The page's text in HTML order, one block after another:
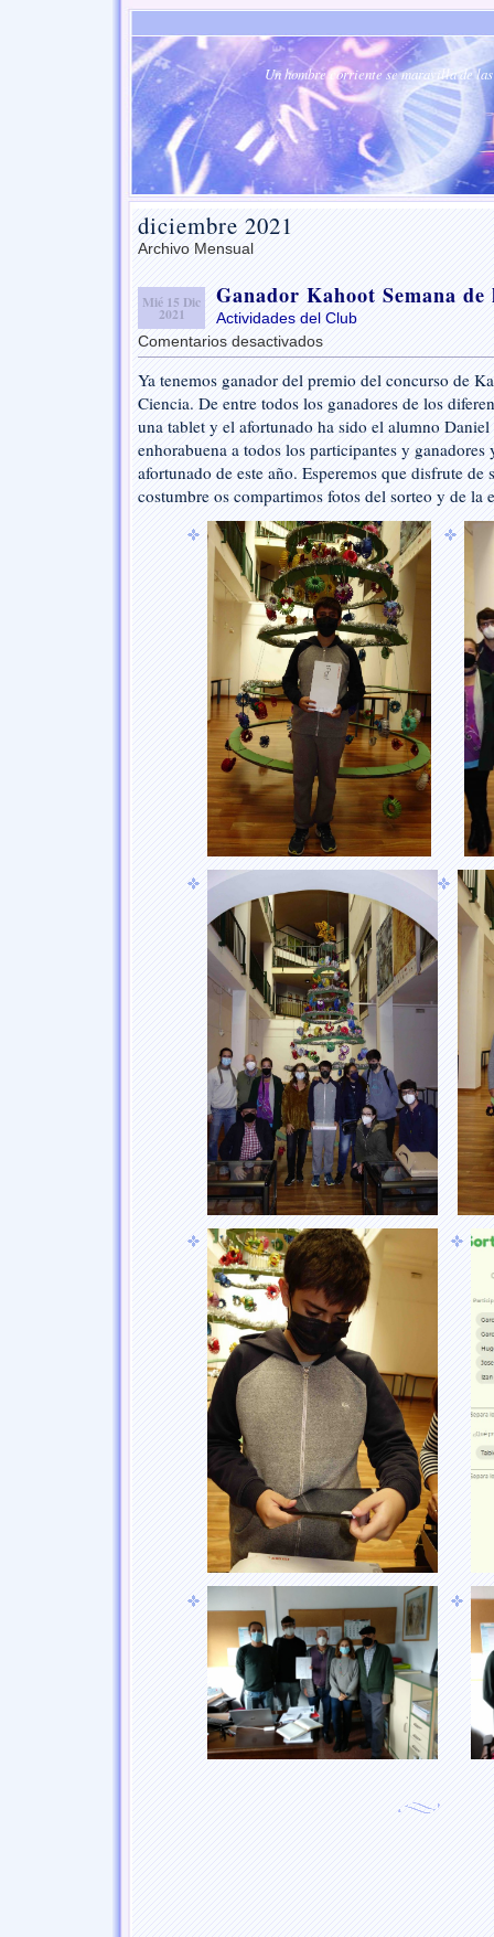
Un hombre corriente se maravilla de
diciembre 2021
Archivo Mensual
Mié 15 Dic
2021
Ganador Kahoot Semana
Actividades del Club
Comentarios desactivadosen
Ganador
Kahoot
Semana
Ciencia
Ya tenemos ganador del premio del concurso de
Ciencia. De entre todos los ganadores de los
una tablet y el afortunado ha sido el alumno Daniel
enhorabuena a todos los participantes y
afortunado de este año. Esperemos que disfrute de
costumbre os compartimos fotos del sorteo y de la